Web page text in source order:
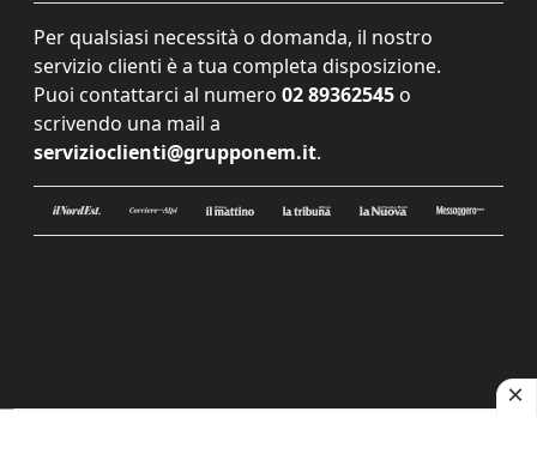
Per qualsiasi necessità o domanda, il nostro
servizio clienti è a tua completa disposizione.
Puoi contattarci al numero 02 89362545 o
scrivendo una mail a
servizioclienti@grupponem.it.